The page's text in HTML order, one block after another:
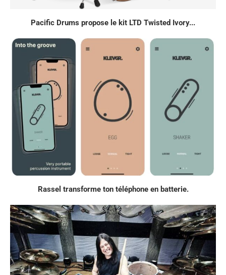
Pacific Drums propose le kit LTD Twisted Ivory...
Rassel transforme ton téléphone en batterie.